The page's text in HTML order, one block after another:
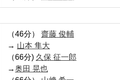
（46分） 齋藤 俊輔
→ 山本 隼大
（66分) 久保 征一郎
→奥田 晃也